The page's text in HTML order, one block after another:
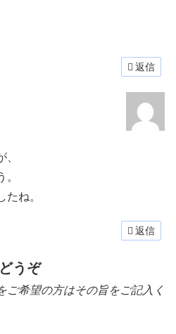
返信
ね。
返信
うぞ
希望の方はその旨をご記入く